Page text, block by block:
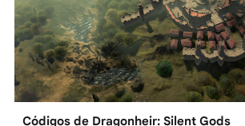
Códigos de Dragonheir: Silent Gods